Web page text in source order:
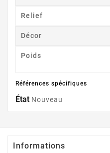
Relief
Décor
Poids
Références spécifiques
État Nouveau
Informations